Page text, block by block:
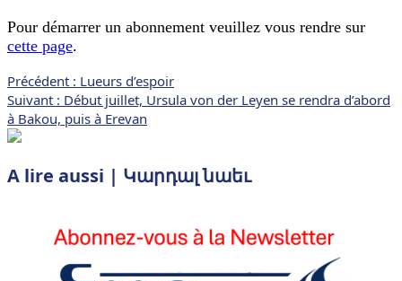
Pour démarrer un abonnement veuillez vous rendre sur
cette page.
Navigation
d’article
Précédent : Lueurs d’espoir
Suivant : Début juillet, Ursula von der Leyen se rendra d’abord
à Bakou, puis à Erevan
A lire aussi | Կարդալ նաեւ